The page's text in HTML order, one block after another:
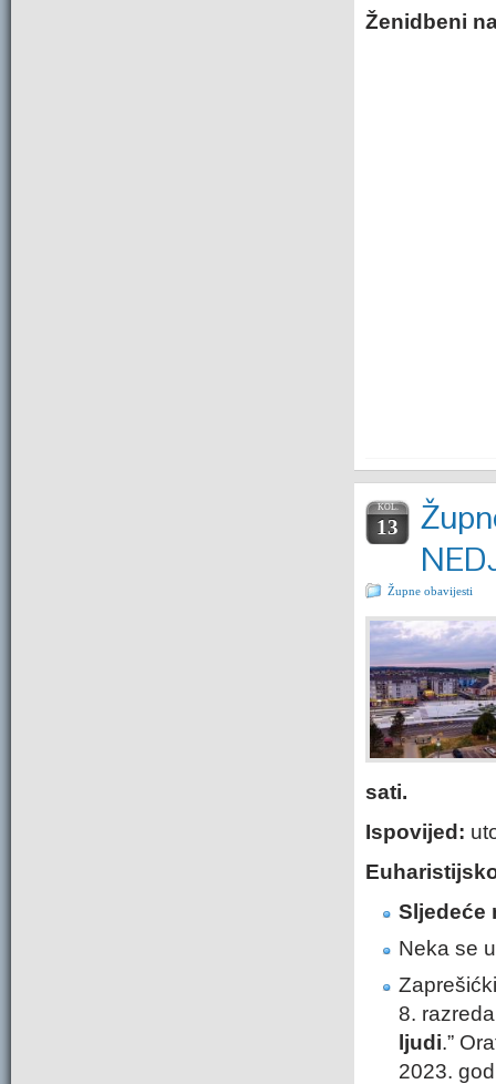
Ženidbeni
KOL.
13
Župne obavijesti
sati.
Ispovijed:
Sljedeće
Neka se
8.
ljudi.”
2023.